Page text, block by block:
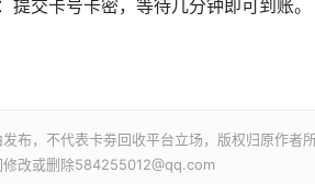
提交卡号卡密，等待几分钟即可到账。
布，不代表卡劵回收平台立场，版权归原作者
修改或删除584255012@qq.com